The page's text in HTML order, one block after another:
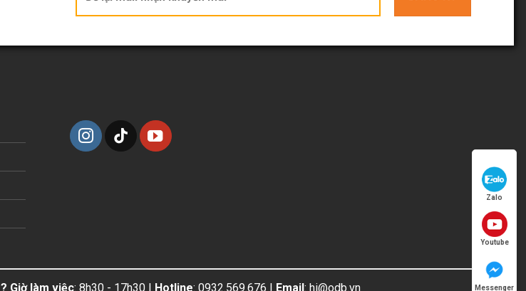
? Giờ làm việc: 8h30 - 17h30 | Hotline: 0932.569.676 | Email: hi@odb.vn
Zalo
Youtube
Messenger